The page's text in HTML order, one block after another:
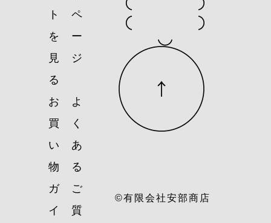
ト
を
見
る
ペ
ー
ジ
お
買
い
物
ガ
イ
よ
く
あ
る
ご
質
©有限会社安部商店